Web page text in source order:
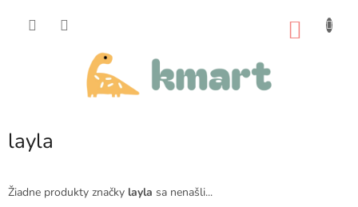
layla
Žiadne produkty značky layla sa nenašli...